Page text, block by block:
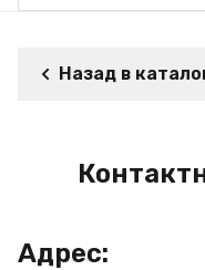
Назад в
Адрес: